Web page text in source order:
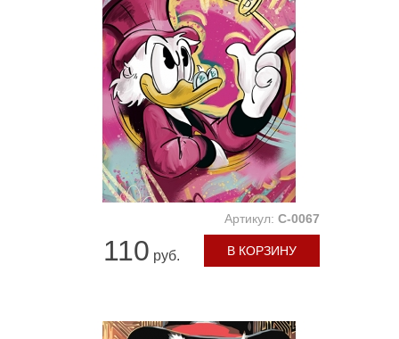
Артикул: C-0067
110 руб. В КОРЗИНУ